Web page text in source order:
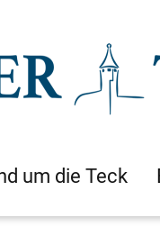
um die Teck